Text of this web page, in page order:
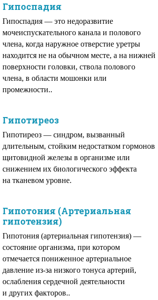
Гипоспадия
Гипоспадия — это недоразвитие
мочеиспускательного канала и полового
члена, когда наружное отверстие уретры
находится не на обычном месте, а на нижней
поверхности головки, ствола полового
члена, в области мошонки или
промежности..
Гипотиреоз
Гипотиреоз — синдром, вызванный
длительным, стойким недостатком гормонов
щитовидной железы в организме или
снижением их биологического эффекта
на тканевом уровне.
Гипотония (Артериальная
гипотензия)
Гипотония (артериальная гипотензия) —
состояние организма, при котором
отмечается пониженное артериальное
давление из-за низкого тонуса артерий,
ослабления сердечной деятельности
и других факторов..